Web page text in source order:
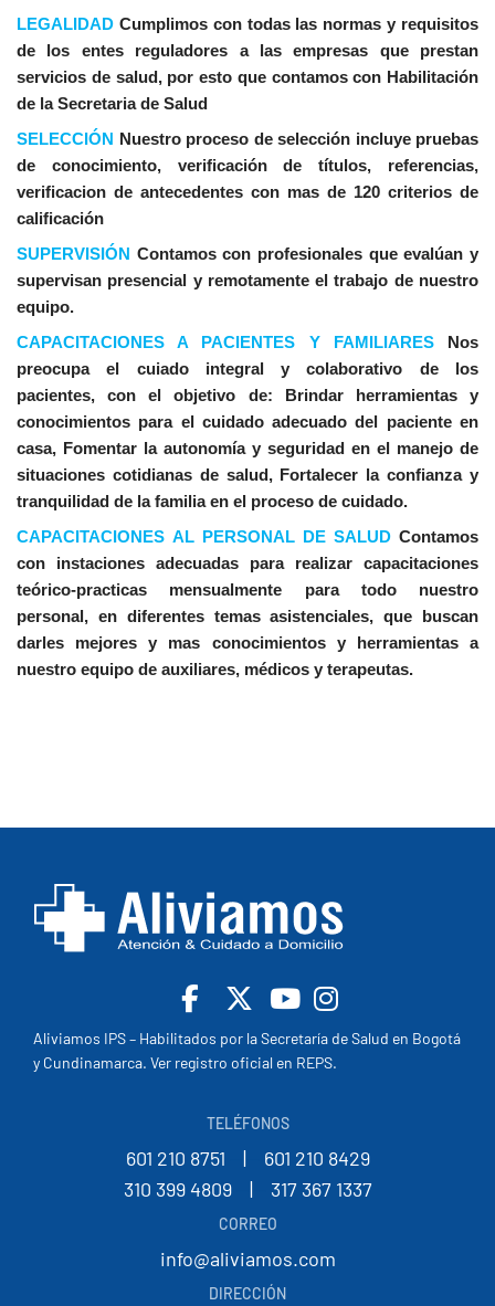
LEGALIDAD Cumplimos con todas las normas y requisitos
de los entes reguladores a las empresas que prestan
servicios de salud, por esto que contamos con Habilitación
de la Secretaria de Salud
SELECCIÓN
Nuestro proceso de selección incluye pruebas
de conocimiento, verificación de títulos, referencias,
verificacion de antecedentes con mas de 120 criterios de
calificación
SUPERVISIÓN Contamos con profesionales que evalúan y
supervisan presencial y remotamente el trabajo de nuestro
equipo.
CAPACITACIONES A PACIENTES Y FAMILIARESNos
preocupa el cuiado integral y colaborativo de los
pacientes, con el objetivo de: Brindar herramientas y
conocimientos para el cuidado adecuado del paciente en
casa, Fomentar la autonomía y seguridad en el manejo de
situaciones cotidianas de salud, Fortalecer la confianza y
tranquilidad de la familia en el proceso de cuidado.
CAPACITACIONES AL PERSONAL DE SALUD Contamos
con instaciones adecuadas para realizar capacitaciones
teórico-practicas mensualmente para todo nuestro
personal, en diferentes temas asistenciales, que buscan
darles mejores y mas conocimientos y herramientas a
nuestro equipo de auxiliares, médicos y terapeutas.
Facebook
X Youtube
Insta
Aliviamos IPS – Habilitados por la Secretaría de Salud en Bogotá
y Cundinamarca. Ver registro oficial en REPS.
TELÉFONOS
601 210 8751 |--
601 210 8429
310 399 4809
|-- 317 367 1337
CORREO
info@aliviamos.com
DIRECCIÓN